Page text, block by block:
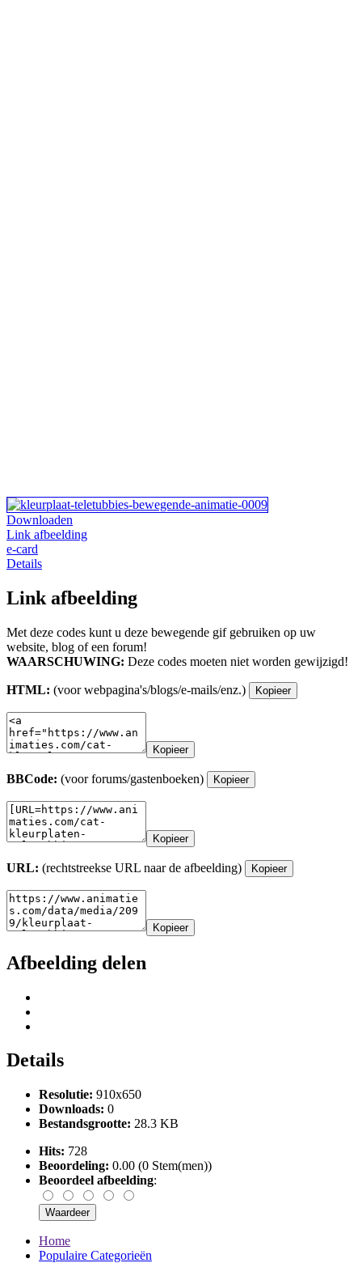
Downloaden
Link afbeelding
e-card
Details
Link afbeelding
Met deze codes kunt u deze bewegende gif gebruiken op uw
website, blog of een forum!
WAARSCHUWING: Deze codes moeten niet worden gewijzigd!
HTML: (voor webpagina's/blogs/e-mails/enz.) Kopieer
Kopieer
BBCode: (voor forums/gastenboeken) Kopieer
Kopieer
URL: (rechtstreekse URL naar de afbeelding) Kopieer
Kopieer
Afbeelding delen
Details
Resolutie: 910x650
Downloads: 0
Bestandsgrootte: 28.3 KB
Hits: 728
Beoordeling: 0.00 (0 Stem(men))
Beoordeel afbeelding:
Home
Populaire Categorieën